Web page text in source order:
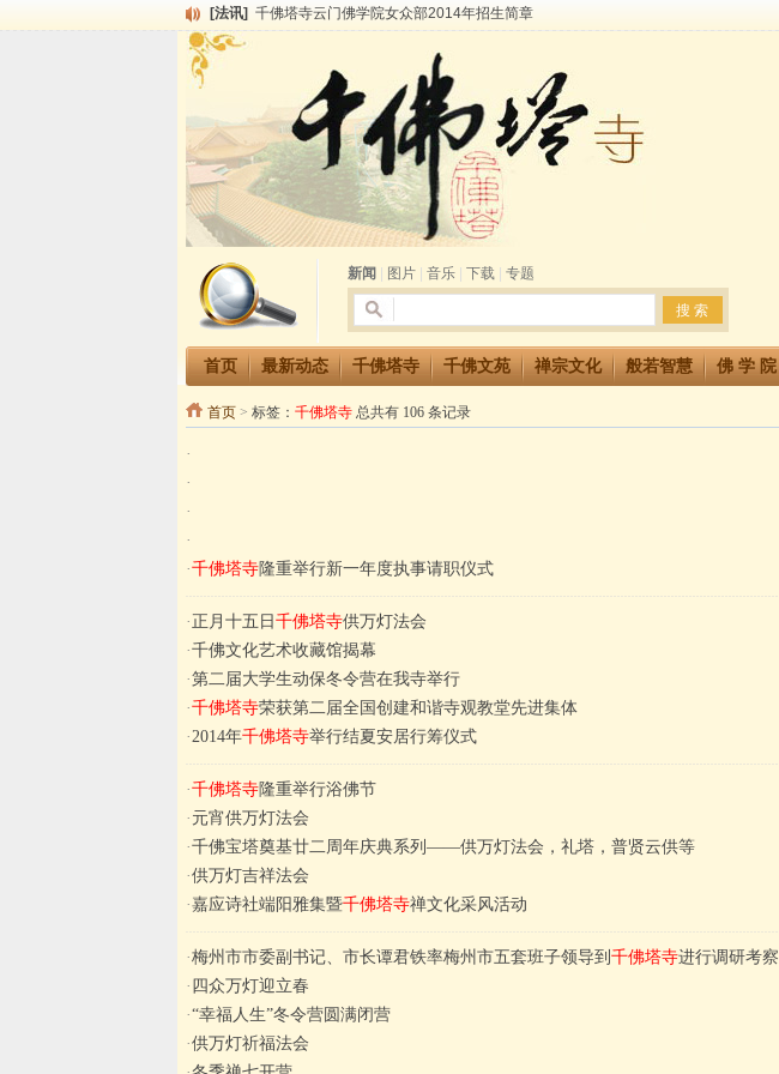
[法讯] 千佛塔寺云门佛学院女众部2014年招生简章
[法讯]
[法讯]
共赴华藏世界 进入最后七天倒计时 殊胜华严法会 快快同享富贵庄严海
千佛塔寺阅藏堂周末阅藏报名通知
[法讯]
清明节祭祖报恩地藏法会
[法讯] 本寺方丈上明下慧尼和尚开讲《六祖坛经》
[法讯]
2015-3-26师父于法堂对大众的开示
[法讯]
广东千佛塔寺云门佛学院女众部 2016年招生简章
[法讯]
恭请海涛法师莅临千佛塔寺弘法
[法讯] 2014年七月大法会 祈福息灾地藏七 冥阳两利普渡群蒙盂兰盆
新闻 图片| 音乐| 下载| 专题
首页 最新动态 千佛塔寺 千佛文苑 禅宗文化 般若智慧 佛 学 院
首页> 标签： 千佛塔寺总共有 106 条记录
·
·
·
·
·千佛塔寺隆重举行新一年度执事请职仪式
· 正月十五日 千佛塔寺供万灯法会
·千佛文化艺术收藏馆揭幕
·第二届大学生动保冬令营在我寺举行
·千佛塔寺荣获第二届全国创建和谐寺观教堂先进集体
·2014年千佛塔寺举行结夏安居行筹仪式
·千佛塔寺隆重举行浴佛节
· 元宵供万灯法会
·千佛宝塔奠基廿二周年庆典系列——供万灯法会，礼塔，普贤云供等
·供万灯吉祥法会
·嘉应诗社端阳雅集暨千佛塔寺禅文化采风活动
·梅州市市委副书记、市长谭君铁率梅州市五套班子领导到 千佛塔寺进行调研考察
· 四众万灯迎立春
·“幸福人生”冬令营圆满闭营
·供万灯祈福法会